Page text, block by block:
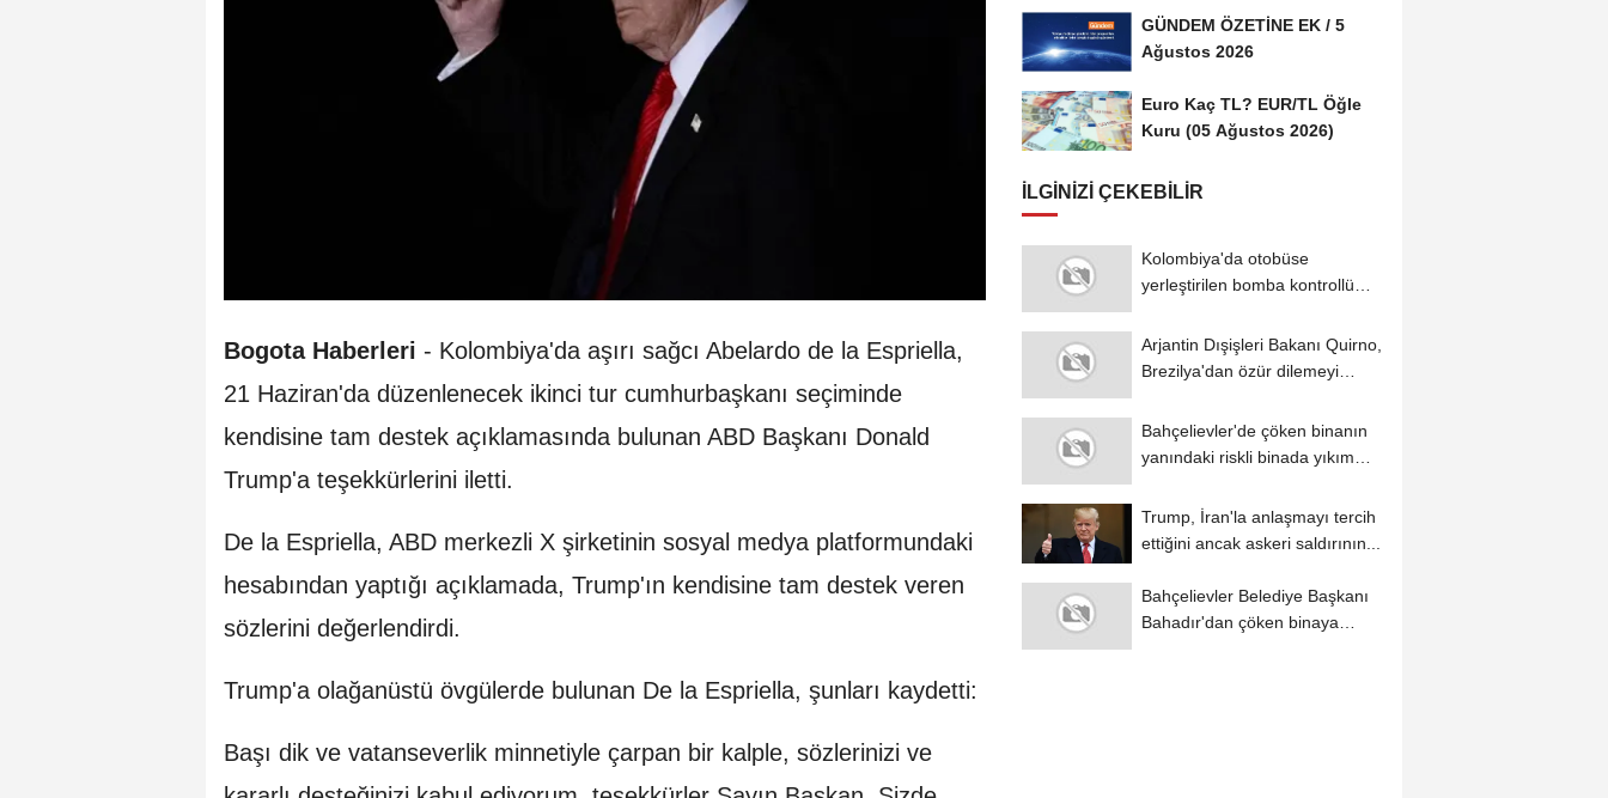
Bogota Haberleri - Kolombiya'da aşırı sağcı Abelardo de la Espriella,
21 Haziran'da düzenlenecek ikinci tur cumhurbaşkanı seçiminde
kendisine tam destek açıklamasında bulunan ABD Başkanı Donald
Trump'a teşekkürlerini iletti.
De la Espriella, ABD merkezli X şirketinin sosyal medya platformundaki
hesabından yaptığı açıklamada, Trump'ın kendisine tam destek veren
sözlerini değerlendirdi.
Trump'a olağanüstü övgülerde bulunan De la Espriella, şunları kaydetti:
Başı dik ve vatanseverlik minnetiyle çarpan bir kalple, sözlerinizi ve
GÜNDEM ÖZETİNE EK / 5
Ağustos 2026
Euro Kaç TL? EUR/TL Öğle
Kuru (05 Ağustos 2026)
İLGINIZI ÇEKEBILIR
Kolombiya'da otobüse
yerleştirilen bomba kontrollü
Arjantin Dışişleri Bakanı Quirno,
Brezilya'dan özür dilemeyi
Bahçelievler'de çöken binanın
yanındaki riskli binada yıkım
Trump, İran'la anlaşmayı tercih
ettiğini ancak askeri saldırının...
Bahçelievler Belediye Başkanı
Bahadır'dan çöken binaya